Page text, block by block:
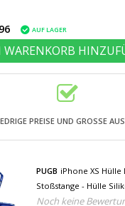
AUF LAGER
PREISE UND GROSSE
PUGB iPhone XS Hülle
Stoßstange - Hülle
Blau
Noch keine